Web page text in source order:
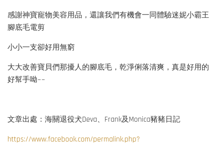
感謝神寶寵物美容用品，還讓我們有機會一同體驗迷妮小霸王
腳底毛電剪
小小一支卻好用無窮
大大改善寶貝們那擾人的腳底毛，乾淨俐落清爽，真是好用的
好幫手呦~~
文章出處：海關退役犬Deva、Frank及Monica豬豬日記
https://www.facebook.com/permalink.php?